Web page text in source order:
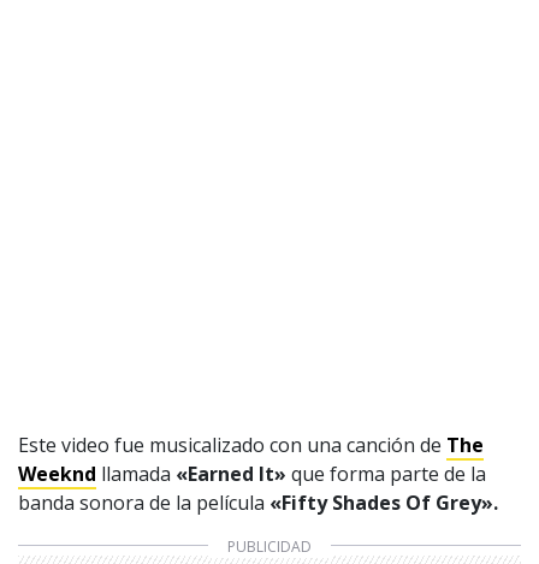
Este video fue musicalizado con una canción de The
Weeknd llamada «Earned It» que forma parte de la
banda sonora de la película «Fifty Shades Of Grey».